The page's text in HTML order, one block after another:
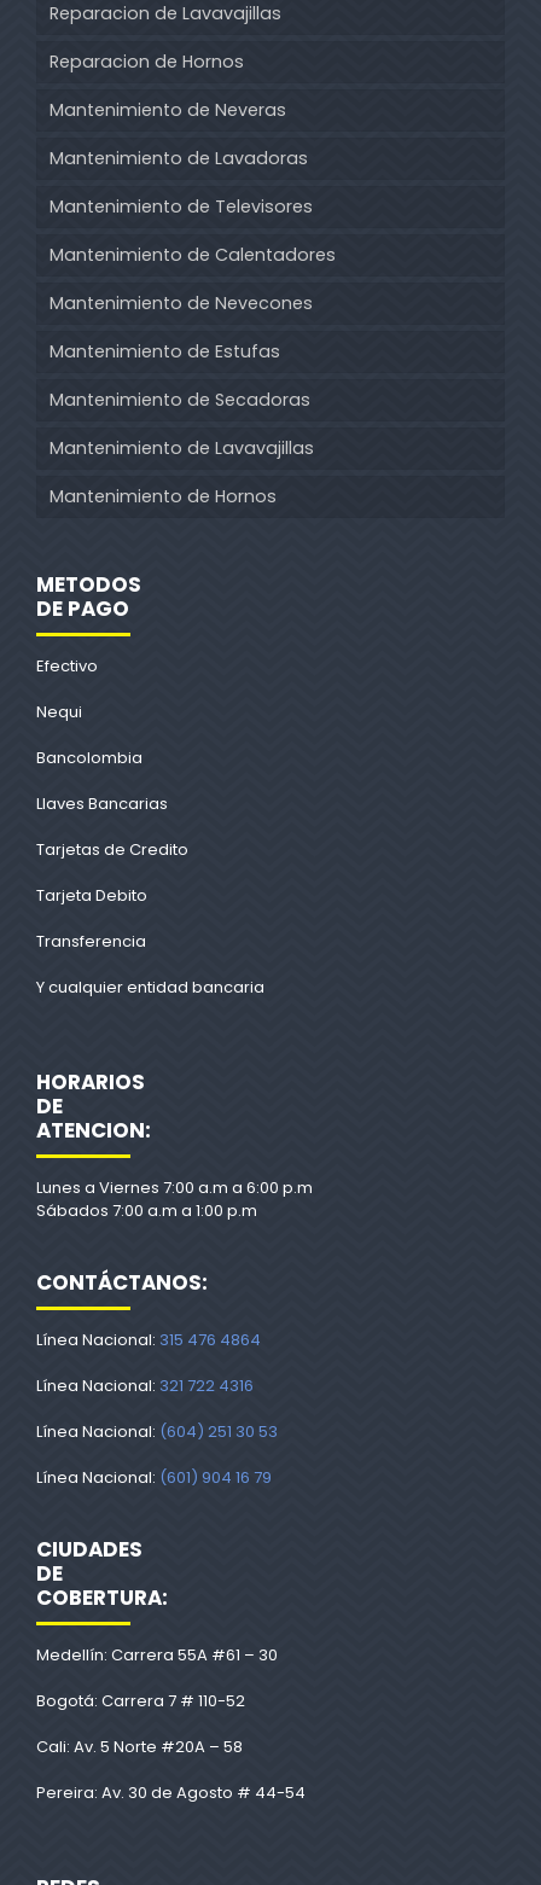
Reparacion de Lavavajillas
Reparacion de Hornos
Mantenimiento de Neveras
Mantenimiento de Lavadoras
Mantenimiento de Televisores
Mantenimiento de Calentadores
Mantenimiento de Nevecones
Mantenimiento de Estufas
Mantenimiento de Secadoras
Mantenimiento de Lavavajillas
Mantenimiento de Hornos
METODOS
DE PAGO
Efectivo
Nequi
Bancolombia
Llaves Bancarias
Tarjetas de Credito
Tarjeta Debito
Transferencia
Y cualquier entidad bancaria
HORARIOS
DE
ATENCION:
Lunes a Viernes 7:00 a.m a 6:00 p.m
Sábados 7:00 a.m a 1:00 p.m
CONTÁCTANOS:
Línea Nacional: 315 476 4864
Línea Nacional: 321 722 4316
Línea Nacional: (604) 251 30 53
Línea Nacional: (601) 904 16 79
CIUDADES
DE
COBERTURA:
Medellín: Carrera 55A #61 – 30
Bogotá: Carrera 7 # 110-52
Cali: Av. 5 Norte #20A – 58
Pereira: Av. 30 de Agosto # 44-54